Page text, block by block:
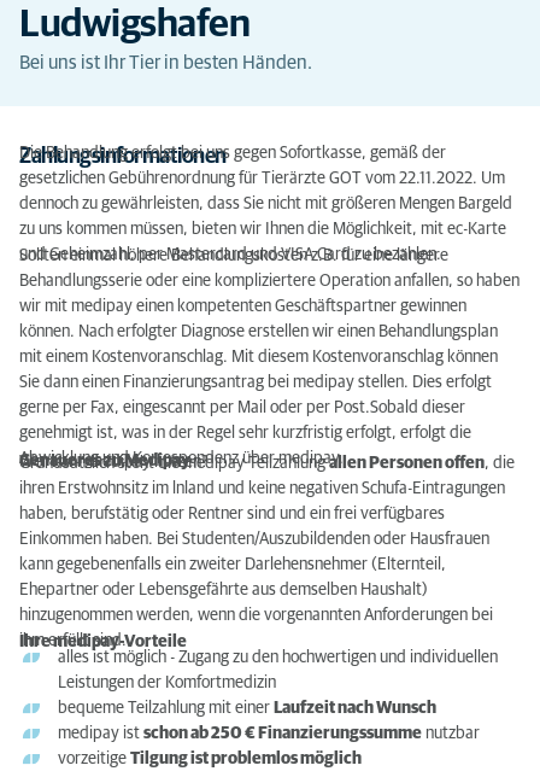
Ludwigshafen
Bei uns ist Ihr Tier in besten Händen.
Zahlungsinformationen
Die Behandlung erfolgt bei uns gegen Sofortkasse, gemäß der
gesetzlichen Gebührenordnung für Tierärzte GOT vom 22.11.2022. Um
dennoch zu gewährleisten, dass Sie nicht mit größeren Mengen Bargeld
zu uns kommen müssen, bieten wir Ihnen die Möglichkeit, mit ec-Karte
und Geheimzahl, per Mastercard und VISA Card zu bezahlen.
Sollten einmal höhere Behandlungskosten z.B. für eine längere
Behandlungsserie oder eine kompliziertere Operation anfallen, so haben
wir mit medipay einen kompetenten Geschäftspartner gewinnen
können. Nach erfolgter Diagnose erstellen wir einen Behandlungsplan
mit einem Kostenvoranschlag. Mit diesem Kostenvoranschlag können
Sie dann einen Finanzierungsantrag bei medipay stellen. Dies erfolgt
gerne per Fax, eingescannt per Mail oder per Post.Sobald dieser
genehmigt ist, was in der Regel sehr kurzfristig erfolgt, erfolgt die
Abwicklung und Korrespondenz über medipay.
Genaueres zu Medipay
Wer kann medipay nutzen?
Grundsätzlich steht die medipay Teilzahlungallen Personen offen, die
ihren Erstwohnsitz im lnland und keine negativen Schufa-Eintragungen
haben, berufstätig oder Rentner sind und ein frei verfügbares
Einkommen haben. Bei Studenten/Auszubildenden oder Hausfrauen
kann gegebenenfalls ein zweiter Darlehensnehmer (Elternteil,
Ehepartner oder Lebensgefährte aus demselben Haushalt)
hinzugenommen werden, wenn die vorgenannten Anforderungen bei
ihm erfüllt sind.
Ihre medipay-Vorteile
alles ist möglich - Zugang zu den hochwertigen und individuellen
Leistungen der Komfortmedizin
bequeme Teilzahlung mit einer Laufzeit nach Wunsch
medipay ist schon ab 250 € Finanzierungssumme nutzbar
vorzeitige Tilgung ist problemlos möglich